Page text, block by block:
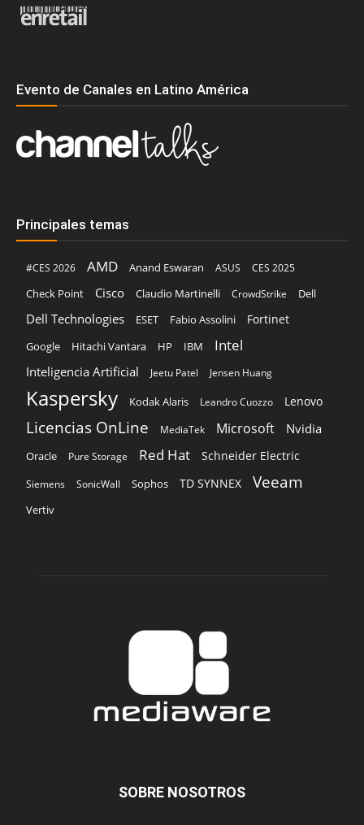
Evento de Canales en Latino América
Principales temas
#CES 2026 AMD Anand Eswaran ASUS
CES 2025
Check Point
Cisco Claudio Martinelli CrowdStrike Dell
Dell Technologies ESET Fabio Assolini Fortinet
Google Hitachi Vantara HP IBM Intel
Inteligencia Artificial Jeetu Patel Jensen Huang
Kaspersky Kodak Alaris Leandro Cuozzo Lenovo
Licencias OnLine MediaTek Microsoft Nvidia
Oracle Pure Storage Red Hat Schneider Electric
Siemens SonicWall Sophos TD SYNNEX Veeam
Vertiv
SOBRE NOSOTROS